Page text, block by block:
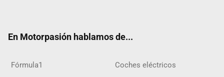
En Motorpasión hablamos de...
Fórmula1 Coches eléctricos